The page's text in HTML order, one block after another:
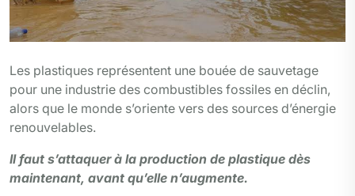
Les plastiques représentent une bouée de sauvetage
pour une industrie des combustibles fossiles en déclin,
alors que le monde s’oriente vers des sources d’énergie
renouvelables.
Il faut s’attaquer à la production de plastique dès
maintenant, avant qu’elle n’augmente.